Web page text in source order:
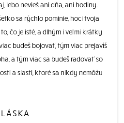
lebo nevieš ani dňa, ani hodiny.
sa rýchlo pominie, hoci tvoja
čo je isté, a dlhým i veľmi krátky
budeš bojovať, tým viac prejavíš
a tým viac sa budeš radovať so
a slasti, ktoré sa nikdy nemôžu
LÁSKA